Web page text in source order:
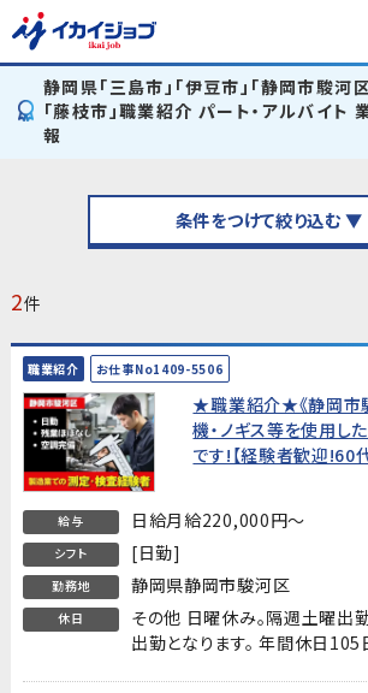
静岡県「三島市」「伊豆市」「静岡市駿河
「藤枝市」職業紹介 パート・アルバイト
報
条件をつけて絞り込む ▼
2件
職業紹介 お仕事No1409-5506
★職業紹介★《静岡市
機・ノギス等を使用し
です!【経験者歓迎!60
給与 日給月給220,000円～
シフト [日勤]
勤務地 静岡県静岡市駿河区
休日
その他 日曜休み。隔週土曜出
出勤となります。 年間休日105